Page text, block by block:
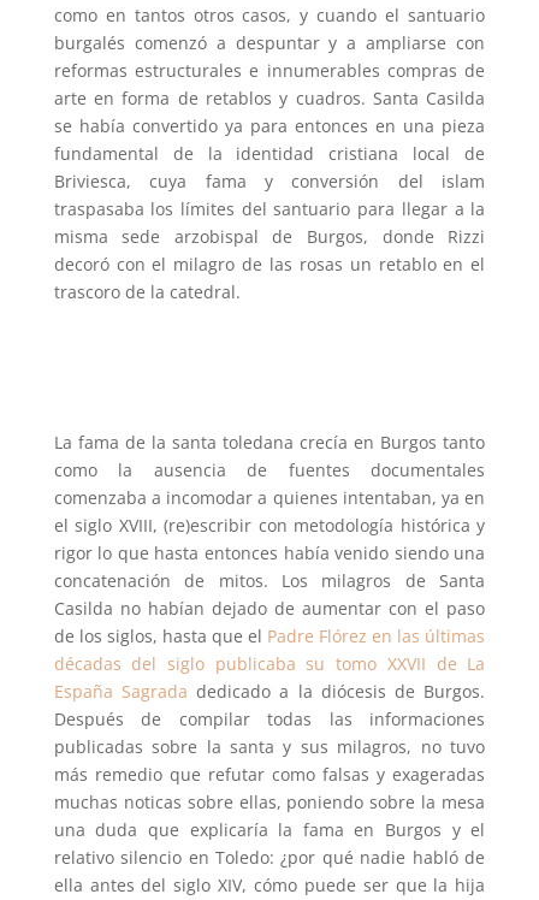
como en tantos otros casos, y cuando el santuario
burgalés comenzó a despuntar y a ampliarse con
reformas estructurales e innumerables compras de
arte en forma de retablos y cuadros. Santa Casilda
se había convertido ya para entonces en una pieza
fundamental de la identidad cristiana local de
Briviesca, cuya fama y conversión del islam
traspasaba los límites del santuario para llegar a la
misma sede arzobispal de Burgos, donde Rizzi
decoró con el milagro de las rosas un retablo en el
trascoro de la catedral.
La fama de la santa toledana crecía en Burgos tanto
como la ausencia de fuentes documentales
comenzaba a incomodar a quienes intentaban, ya en
el siglo XVIII, (re)escribir con metodología histórica y
rigor lo que hasta entonces había venido siendo una
concatenación de mitos. Los milagros de Santa
Casilda no habían dejado de aumentar con el paso
de los siglos, hasta que el Padre Flórez en las últimas
décadas del siglo publicaba su tomo XXVII de La
España Sagrada dedicado a la diócesis de Burgos.
Después de compilar todas las informaciones
publicadas sobre la santa y sus milagros, no tuvo
más remedio que refutar como falsas y exageradas
muchas noticas sobre ellas, poniendo sobre la mesa
una duda que explicaría la fama en Burgos y el
relativo silencio en Toledo: ¿por qué nadie habló de
ella antes del siglo XIV, cómo puede ser que la hija